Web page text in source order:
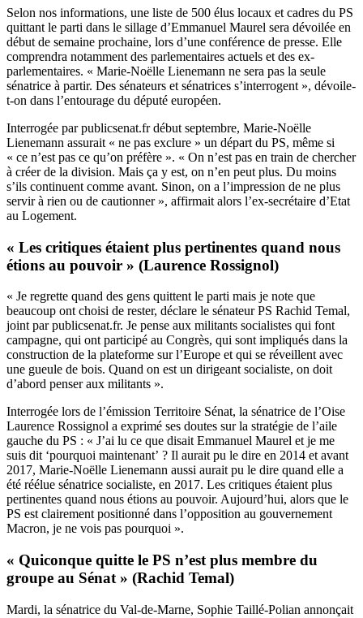
Selon nos informations, une liste de 500 élus locaux et cadres du PS
quittant le parti dans le sillage d’Emmanuel Maurel sera dévoilée en
début de semaine prochaine, lors d’une conférence de presse. Elle
comprendra notamment des parlementaires actuels et des ex-
parlementaires. « Marie-Noëlle Lienemann ne sera pas la seule
sénatrice à partir. Des sénateurs et sénatrices s’interrogent », dévoile-
t-on dans l’entourage du député européen.
Interrogée par publicsenat.fr début septembre, Marie-Noëlle
Lienemann assurait « ne pas exclure » un départ du PS, même si
« ce n’est pas ce qu’on préfère ». « On n’est pas en train de chercher
à créer de la division. Mais ça y est, on n’en peut plus. Du moins
s’ils continuent comme avant. Sinon, on a l’impression de ne plus
servir à rien ou de cautionner », affirmait alors l’ex-secrétaire d’Etat
au Logement.
« Les critiques étaient plus pertinentes quand nous
étions au pouvoir » (Laurence Rossignol)
« Je regrette quand des gens quittent le parti mais je note que
beaucoup ont choisi de rester, déclare le sénateur PS Rachid Temal,
joint par publicsenat.fr. Je pense aux militants socialistes qui font
campagne, qui ont participé au Congrès, qui sont impliqués dans la
construction de la plateforme sur l’Europe et qui se réveillent avec
une gueule de bois. Quand on est un dirigeant socialiste, on doit
d’abord penser aux militants ».
Interrogée lors de l’émission Territoire Sénat, la sénatrice de l’Oise
Laurence Rossignol a exprimé ses doutes sur la stratégie de l’aile
gauche du PS : « J’ai lu ce que disait Emmanuel Maurel et je me
suis dit ‘pourquoi maintenant’ ? Il aurait pu le dire en 2014 et avant
2017, Marie-Noëlle Lienemann aussi aurait pu le dire quand elle a
été réélue sénatrice socialiste, en 2017. Les critiques étaient plus
pertinentes quand nous étions au pouvoir. Aujourd’hui, alors que le
PS est clairement positionné dans l’opposition au gouvernement
Macron, je ne vois pas pourquoi ».
« Quiconque quitte le PS n’est plus membre du
groupe au Sénat » (Rachid Temal)
Mardi, la sénatrice du Val-de-Marne, Sophie Taillé-Polian annonçait